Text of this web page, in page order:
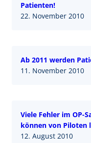
Patienten!
22. November 2010
Ab 2011 werden
11. November 2010
Viele Fehler im OP-
können von Piloten
12. August 2010